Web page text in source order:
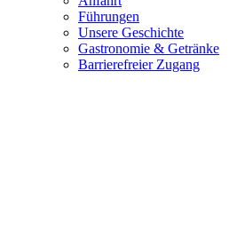
Führungen
Unsere Geschichte
Gastronomie & Getränke
Barrierefreier Zugang